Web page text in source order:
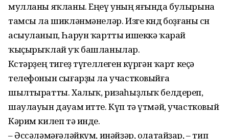
мулланы яҡланы. Еңеү уның яғында булырына
тамсы ла шикләнмәнеләр. Изге көндө боҙғаны өсөн
асыуланып, Һарун ҡартты ишеккә ҡарай
ҡыҫырыҡлай уҡ башланылар.
Көстәрҙең тигеҙ түгеллеген күргән ҡарт кеҫә
телефонын сығарҙы ла участковыйға
шылтыратты. Халыҡ, ризаһыҙлыҡ белдереп,
шаулауын дауам итте. Күп тә үтмәй, участковый
Кәрим килеп тә инде.
– Әссәләмәғәләйкүм, инәйҙәр, олатайҙар, – тип